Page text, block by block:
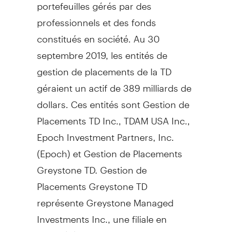
professionnels et des fonds
constitués en société. Au 30
septembre 2019, les entités de
gestion de placements de la TD
géraient un actif de 389 milliards de
dollars. Ces entités sont Gestion de
Placements TD Inc., TDAM USA Inc.,
Epoch Investment Partners, Inc.
(Epoch) et Gestion de Placements
Greystone TD. Gestion de
Placements Greystone TD
représente Greystone Managed
Investments Inc., une filiale en